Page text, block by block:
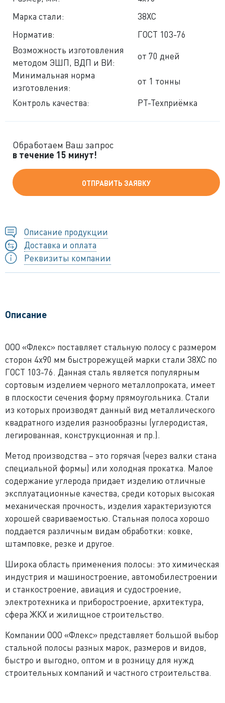
Марка стали:
38ХС
Норматив:
ГОСТ 103-76
Возможность изготовления
методом ЭШП, ВДП и ВИ:
от 70 дней
Минимальная норма
изготовления:
от 1 тонны
Контроль качества: РТ-Техприёмка
Обработаем Ваш запрос
в течение 15 минут!
ОТПРАВИТЬ ЗАЯВКУ
Описание продукции
Доставка и оплата
Реквизиты компании
Описание
ООО «Флекс» поставляет стальную полосу с размером
сторон 4x90 мм быстрорежущей марки стали 38ХС по
ГОСТ 103-76. Данная сталь является популярным
сортовым изделием черного металлопроката, имеет
в плоскости сечения форму прямоугольника. Стали
из которых производят данный вид металлического
квадратного изделия разнообразны (углеродистая,
легированная, конструкционная и пр.).
Метод производства – это горячая (через валки стана
специальной формы) или холодная прокатка. Малое
содержание углерода придает изделию отличные
эксплуатационные качества, среди которых высокая
механическая прочность, изделия характеризуются
хорошей свариваемостью. Стальная полоса хорошо
поддается различным видам обработки: ковке,
штамповке, резке и другое.
Широка область применения полосы: это химическая
индустрия и машиностроение, автомобилестроении
и станкостроение, авиация и судостроение,
электротехника и приборостроение, архитектура,
сфера ЖКХ и жилищное строительство.
Компании ООО «Флекс» представляет большой выбор
стальной полосы разных марок, размеров и видов,
быстро и выгодно, оптом и в розницу для нужд
строительных компаний и частного строительства.